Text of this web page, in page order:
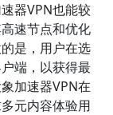
器VPN也能较
速节点和优化
是，用户在选
端，以获得最
加速器VPN在
元内容体验用